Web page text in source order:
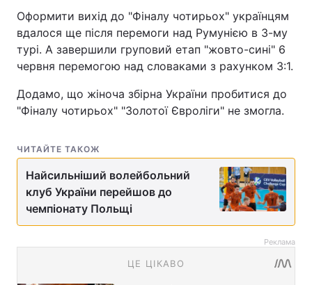
Оформити вихід до "Фіналу чотирьох" українцям
вдалося ще після перемоги над Румунією в 3-му
турі. А завершили груповий етап "жовто-сині" 6
червня перемогою над словаками з рахунком 3:1.
Додамо, що жіноча збірна України пробитися до
"Фіналу чотирьох" "Золотої Євроліги" не змогла.
ЧИТАЙТЕ ТАКОЖ
Найсильніший волейбольний
клуб України перейшов до
чемпіонату Польщі
Реклама